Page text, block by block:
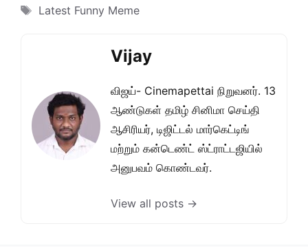
Tags
Latest Funny Meme
Vijay
விஜய்- Cinemapettai நிறுவனர். 13
ஆண்டுகள் தமிழ் சினிமா செய்தி
ஆசிரியர், டிஜிட்டல் மார்கெட்டிங்
மற்றும் கன்டெண்ட் ஸ்ட்ராட்டஜியில்
அனுபவம் கொண்டவர்.
View all posts →